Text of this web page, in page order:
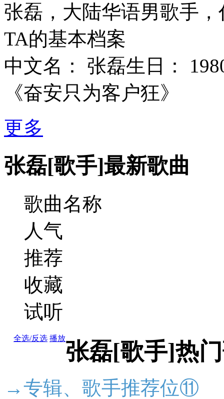
张磊，大陆华语男歌手
TA的基本档案
中文名： 张磊生日：
《奋安只为客户狂》
更多
张磊[歌手]最新歌曲
歌曲名称
人气
推荐
收藏
试听
全选/反选 播放
张磊[歌手]热
→专辑、歌手推荐位⑪